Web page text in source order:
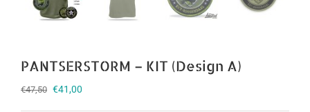
PANTSERSTORM – KIT (Design A)
€47,50 Oorspronkelijke
€41,00